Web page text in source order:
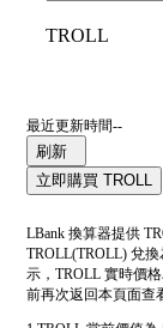
TROLL
最近更新時間--
刷新
立即購買 TROLL
LBank 換算器提供
TROLL(TROLL) 兌
示，TROLL 實時價
前再次返回本頁面查